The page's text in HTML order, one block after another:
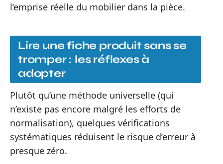
l’emprise réelle du mobilier dans la pièce.
Lire une fiche produit sans se
tromper : les réflexes à
adopter
Plutôt qu’une méthode universelle (qui
n’existe pas encore malgré les efforts de
normalisation), quelques vérifications
systématiques réduisent le risque d’erreur à
presque zéro.